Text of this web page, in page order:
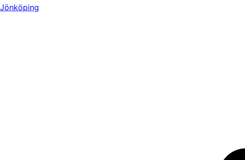
Jönköping